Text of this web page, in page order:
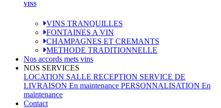
VINS
VINS TRANQUILLES
FONTAINES A VIN
CHAMPAGNES ET CREMANTS
METHODE TRADITIONNELLE
Nos accords mets vins(current)
NOS SERVICES
LOCATION SALLE RECEPTION SERVICE DE
LIVRAISON En maintenance PERSONNALISATION En
maintenance
Contact(current)